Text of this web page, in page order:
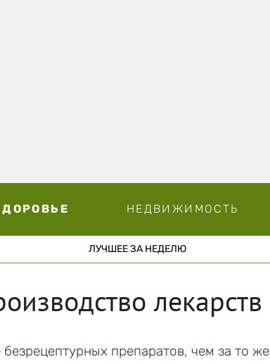
НЕДВИЖИМОСТЬ
ЛУЧШЕЕ ЗА НЕДЕЛЮ
лекарств
препаратов, чем за то же